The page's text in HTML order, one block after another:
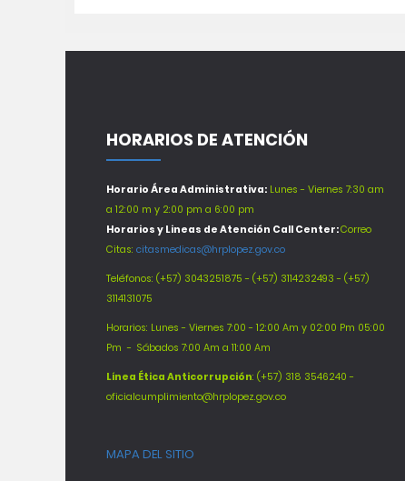
HORARIOS DE ATENCIÓN
Horario Área Administrativa: Lunes - Viernes 7:30 am
a 12:00 m y 2:00 pm a 6:00 pm
Horarios y Lineas de Atención Call Center:Correo
Citas: citasmedicas@hrplopez.gov.co
Teléfonos: (+57) 3043251875 - (+57) 3114232493 - (+57)
3114131075
Horarios: Lunes - Viernes 7:00 - 12:00 Am y 02:00 Pm 05:00
Pm - Sábados 7:00 Am a 11:00 Am
Línea Ética Anticorrupción: (+57) 318 3546240 -
oficialcumplimiento@hrplopez.gov.co
MAPA DEL SITIO